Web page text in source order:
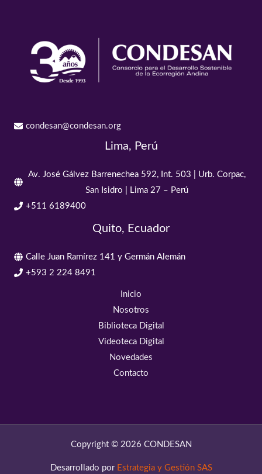
condesan@condesan.org
Lima, Perú
Av. José Gálvez Barrenechea 592, Int. 503 | Urb. Corpac,
San Isidro | Lima 27 – Perú
+511 6189400
Quito, Ecuador
Calle Juan Ramírez 141 y Germán Alemán
+593 2 224 8491
Inicio
Nosotros
Biblioteca Digital
Videoteca Digital
Novedades
Contacto
Copyright © 2026 CONDESAN
Desarrollado por Estrategia y Gestión SAS